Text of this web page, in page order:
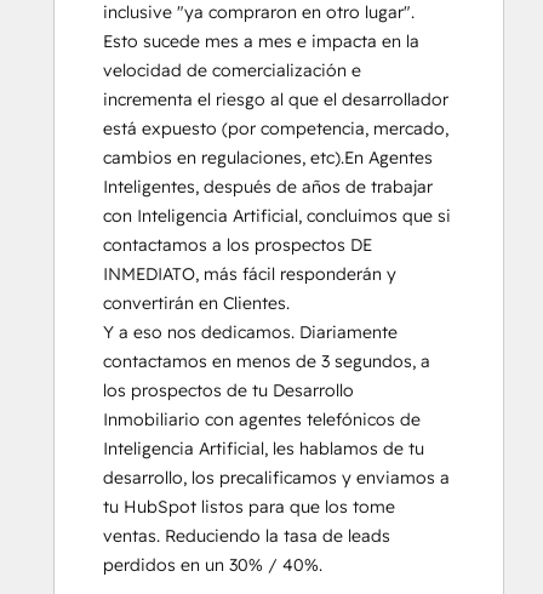
inclusive "ya compraron en otro lugar".
Esto sucede mes a mes e impacta en la
velocidad de comercialización e
incrementa el riesgo al que el desarrollador
está expuesto (por competencia, mercado,
cambios en regulaciones, etc).En Agentes
Inteligentes, después de años de trabajar
con Inteligencia Artificial, concluimos que si
contactamos a los prospectos DE
INMEDIATO, más fácil responderán y
convertirán en Clientes.
Y a eso nos dedicamos. Diariamente
contactamos en menos de 3 segundos, a
los prospectos de tu Desarrollo
Inmobiliario con agentes telefónicos de
Inteligencia Artificial, les hablamos de tu
desarrollo, los precalificamos y enviamos a
tu HubSpot listos para que los tome
ventas. Reduciendo la tasa de leads
perdidos en un 30% / 40%.